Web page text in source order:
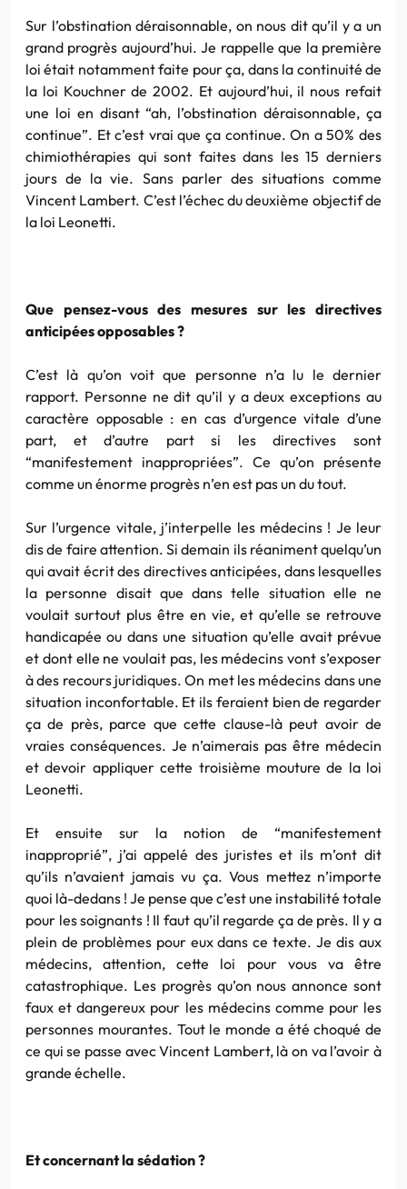
Sur l’obstination déraisonnable, on nous dit qu’il y a un
grand progrès aujourd’hui. Je rappelle que la première
loi était notamment faite pour ça, dans la continuité de
la loi Kouchner de 2002. Et aujourd’hui, il nous refait
une loi en disant “ah, l’obstination déraisonnable, ça
continue”. Et c’est vrai que ça continue. On a 50% des
chimiothérapies qui sont faites dans les 15 derniers
jours de la vie. Sans parler des situations comme
Vincent Lambert. C’est l’échec du deuxième objectif de
la loi Leonetti.
Que pensez-vous des mesures sur les directives
anticipées opposables ?
C’est là qu’on voit que personne n’a lu le dernier
rapport. Personne ne dit qu’il y a deux exceptions au
caractère opposable : en cas d’urgence vitale d’une
part, et d’autre part si les directives sont
“manifestement inappropriées”. Ce qu’on présente
comme un énorme progrès n’en est pas un du tout.
Sur l’urgence vitale, j’interpelle les médecins ! Je leur
dis de faire attention. Si demain ils réaniment quelqu’un
qui avait écrit des directives anticipées, dans lesquelles
la personne disait que dans telle situation elle ne
voulait surtout plus être en vie, et qu’elle se retrouve
handicapée ou dans une situation qu’elle avait prévue
et dont elle ne voulait pas, les médecins vont s’exposer
à des recours juridiques. On met les médecins dans une
situation inconfortable. Et ils feraient bien de regarder
ça de près, parce que cette clause-là peut avoir de
vraies conséquences. Je n’aimerais pas être médecin
et devoir appliquer cette troisième mouture de la loi
Leonetti.
Et ensuite sur la notion de “manifestement
inapproprié”, j’ai appelé des juristes et ils m’ont dit
qu’ils n’avaient jamais vu ça. Vous mettez n’importe
quoi là-dedans ! Je pense que c’est une instabilité totale
pour les soignants ! Il faut qu’il regarde ça de près. Il y a
plein de problèmes pour eux dans ce texte. Je dis aux
médecins, attention, cette loi pour vous va être
catastrophique. Les progrès qu’on nous annonce sont
faux et dangereux pour les médecins comme pour les
personnes mourantes. Tout le monde a été choqué de
ce qui se passe avec Vincent Lambert, là on va l’avoir à
grande échelle.
Et concernant la sédation ?